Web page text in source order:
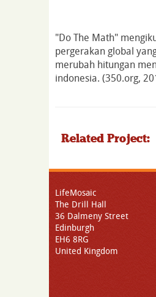
"Do The Math"
pergerakan global
merubah hitungan
indonesia. (350.org,
Related Project:
LifeMosaic
The Drill Hall
36 Dalmeny Street
Edinburgh
EH6 8RG
United Kingdom